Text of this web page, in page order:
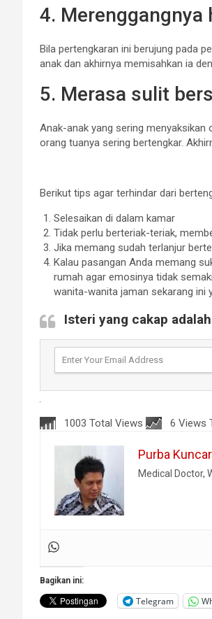
4. Merenggangnya
Bila pertengkaran ini berujung pada
anak dan akhirnya memisahkan ia
5. Merasa sulit
Anak-anak yang sering
orang tuanya sering bertengkar.
Berikut tips agar terhindar dari
Selesaikan di dalam kamar
Tidak perlu berteriak-teriak,
Jika memang sudah terlanjur
Kalau pasangan Anda memang
rumah agar emosinya tidak
wanita-wanita jaman sekarang ini
Isteri yang cakap
1003 Total Views 6 Views
Purba
Medical Doctor,
Bagikan ini:
Telegram